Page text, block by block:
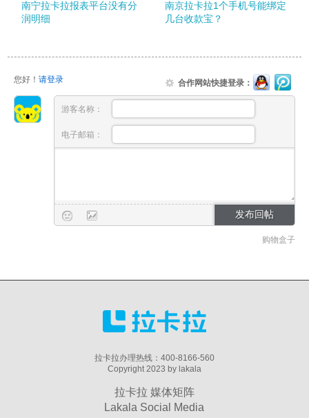
南宁拉卡拉报表平台没有分
润明细
南京拉卡拉1个手机号能绑定
几台收款宝？
您好！ 请登录 合作网站快捷登录：
游客名称：
电子邮箱：
购物盒子
拉卡拉办理热线：400-8166-560
Copyright 2023 by lakala
拉卡拉 媒体矩阵
Lakala Social Media